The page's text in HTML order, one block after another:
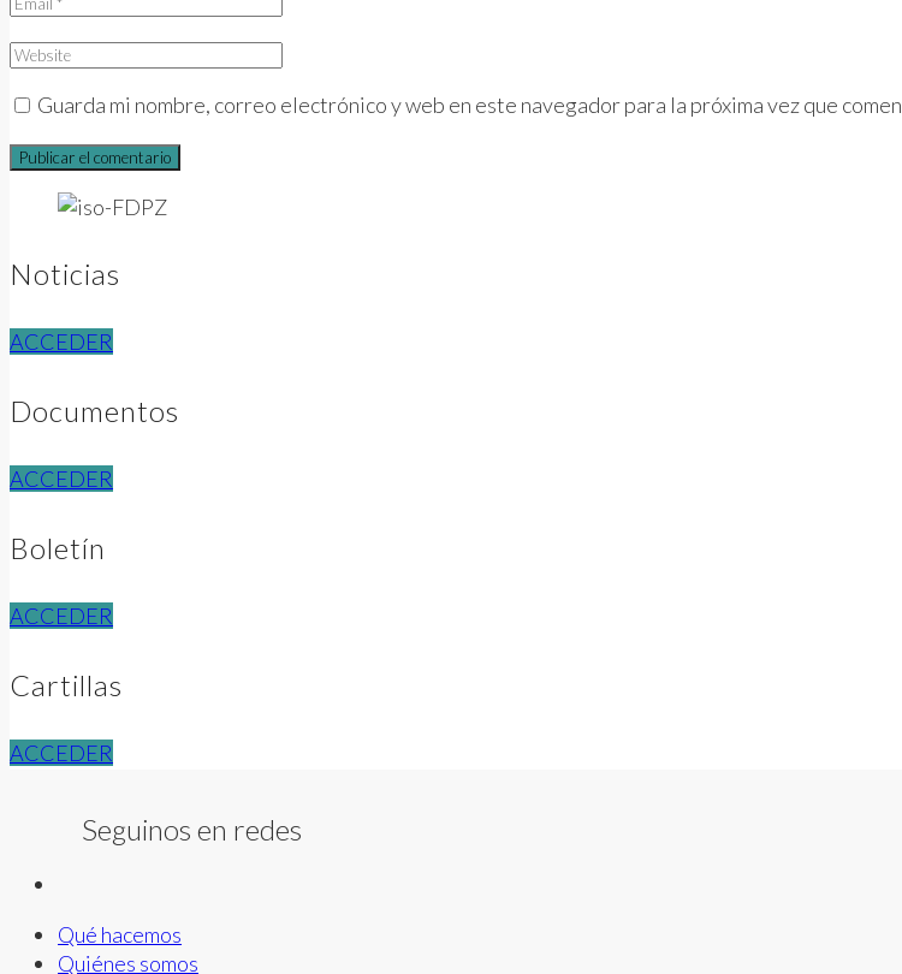
Guarda mi nombre, correo electrónico y web en este navegador para la próxima vez que
Noticias
ACCEDER
Documentos
ACCEDER
Boletín
ACCEDER
Cartillas
ACCEDER
Seguinos en redes
Qué hacemos
Quiénes somos